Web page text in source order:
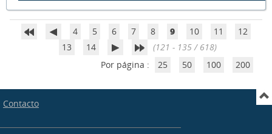
4 5 6 7 8 9 10 11
12
13
14
(121 - 135 / 618)
Por página :
25 50 100 200
Contacto